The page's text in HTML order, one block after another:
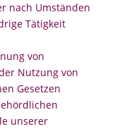
nach Umständen
Tätigkeit
von
Nutzung von
Gesetzen
unserer